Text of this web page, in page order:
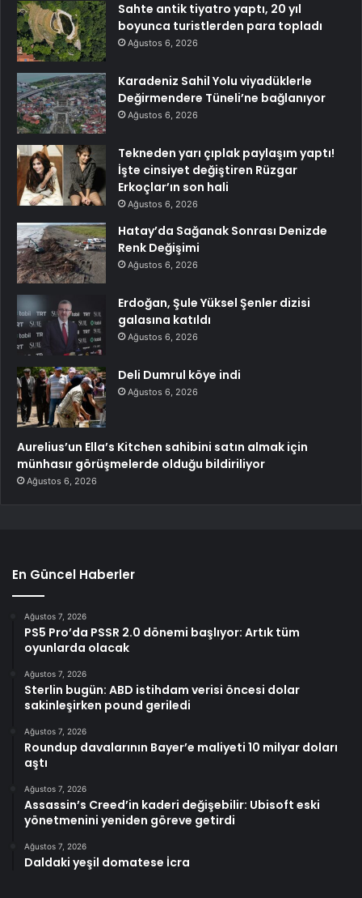
Sahte antik tiyatro yaptı, 20 yıl
boyunca turistlerden para topladı
Ağustos 6, 2026
Karadeniz Sahil Yolu viyadüklerle
Değirmendere Tüneli’ne bağlanıyor
Ağustos 6, 2026
Tekneden yarı çıplak paylaşım yaptı!
İşte cinsiyet değiştiren Rüzgar
Erkoçlar’ın son hali
Ağustos 6, 2026
Hatay’da Sağanak Sonrası Denizde
Renk Değişimi
Ağustos 6, 2026
Erdoğan, Şule Yüksel Şenler dizisi
galasına katıldı
Ağustos 6, 2026
Deli Dumrul köye indi
Ağustos 6, 2026
Aurelius’un Ella’s Kitchen sahibini satın almak için
münhasır görüşmelerde olduğu bildiriliyor
Ağustos 6, 2026
En Güncel Haberler
Ağustos 7, 2026
PS5 Pro’da PSSR 2.0 dönemi başlıyor: Artık tüm
oyunlarda olacak
Ağustos 7, 2026
Sterlin bugün: ABD istihdam verisi öncesi dolar
sakinleşirken pound geriledi
Ağustos 7, 2026
Roundup davalarının Bayer’e maliyeti 10 milyar doları
aştı
Ağustos 7, 2026
Assassin’s Creed’in kaderi değişebilir: Ubisoft eski
yönetmenini yeniden göreve getirdi
Ağustos 7, 2026
Daldaki yeşil domatese İcra